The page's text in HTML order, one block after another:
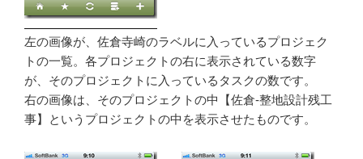
左の画像が、佐倉寺崎のラベルに入っているプロジェク
トの一覧。各プロジェクトの右に表示されている数字
が、そのプロジェクトに入っているタスクの数です。
右の画像は、そのプロジェクトの中【佐倉-整地設計残工
事】というプロジェクトの中を表示させたものです。